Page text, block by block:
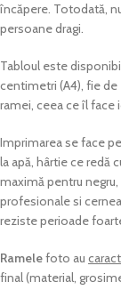
încăpere. Totodată,
persoane dragi.
Tabloul este
centimetri (A4), fie de
ramei, ceea ce îl face
Imprimarea se face pe
la apă, hârtie ce redă
maximă pentru
profesionale si
reziste perioade
Ramelefoto au
final (material,